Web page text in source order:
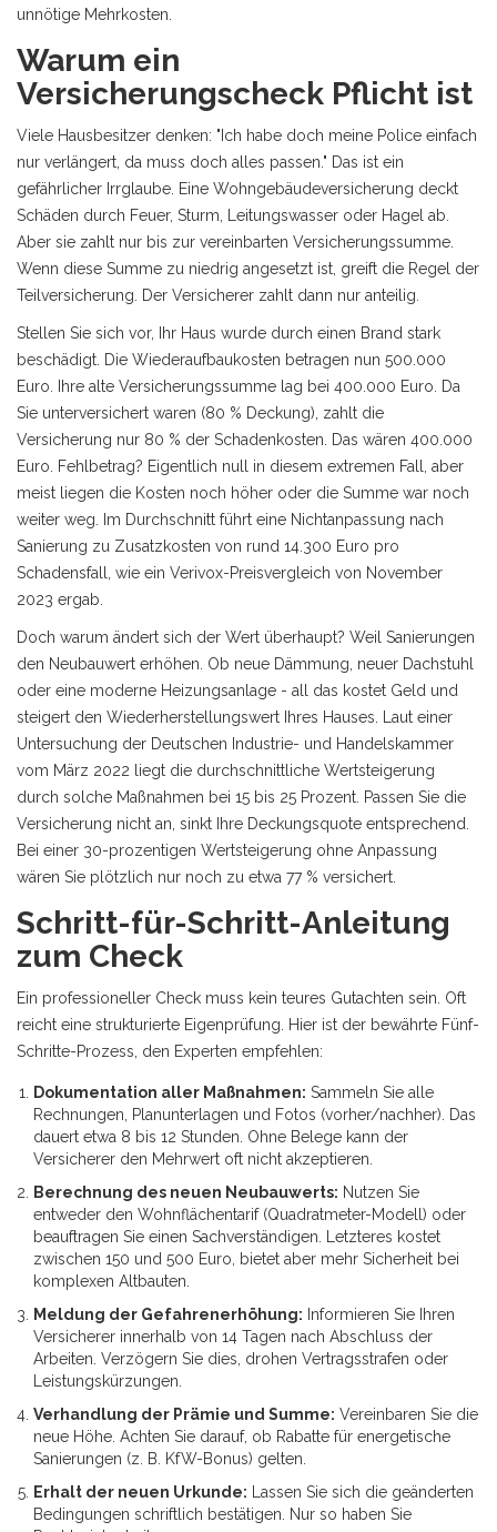
unnötige Mehrkosten.
Warum ein
Versicherungscheck Pflicht ist
Viele Hausbesitzer denken: "Ich habe doch meine Police einfach
nur verlängert, da muss doch alles passen." Das ist ein
gefährlicher Irrglaube. Eine Wohngebäudeversicherung deckt
Schäden durch Feuer, Sturm, Leitungswasser oder Hagel ab.
Aber sie zahlt nur bis zur vereinbarten Versicherungssumme.
Wenn diese Summe zu niedrig angesetzt ist, greift die Regel der
Teilversicherung. Der Versicherer zahlt dann nur anteilig.
Stellen Sie sich vor, Ihr Haus wurde durch einen Brand stark
beschädigt. Die Wiederaufbaukosten betragen nun 500.000
Euro. Ihre alte Versicherungssumme lag bei 400.000 Euro. Da
Sie unterversichert waren (80 % Deckung), zahlt die
Versicherung nur 80 % der Schadenkosten. Das wären 400.000
Euro. Fehlbetrag? Eigentlich null in diesem extremen Fall, aber
meist liegen die Kosten noch höher oder die Summe war noch
weiter weg. Im Durchschnitt führt eine Nichtanpassung nach
Sanierung zu Zusatzkosten von rund 14.300 Euro pro
Schadensfall, wie ein Verivox-Preisvergleich von November
2023 ergab.
Doch warum ändert sich der Wert überhaupt? Weil Sanierungen
den Neubauwert erhöhen. Ob neue Dämmung, neuer Dachstuhl
oder eine moderne Heizungsanlage - all das kostet Geld und
steigert den Wiederherstellungswert Ihres Hauses. Laut einer
Untersuchung der Deutschen Industrie- und Handelskammer
vom März 2022 liegt die durchschnittliche Wertsteigerung
durch solche Maßnahmen bei 15 bis 25 Prozent. Passen Sie die
Versicherung nicht an, sinkt Ihre Deckungsquote entsprechend.
Bei einer 30-prozentigen Wertsteigerung ohne Anpassung
wären Sie plötzlich nur noch zu etwa 77 % versichert.
Schritt-für-Schritt-Anleitung
zum Check
Ein professioneller Check muss kein teures Gutachten sein. Oft
reicht eine strukturierte Eigenprüfung. Hier ist der bewährte Fünf-
Schritte-Prozess, den Experten empfehlen:
Dokumentation aller Maßnahmen: Sammeln Sie alle
Rechnungen, Planunterlagen und Fotos (vorher/nachher). Das
dauert etwa 8 bis 12 Stunden. Ohne Belege kann der
Versicherer den Mehrwert oft nicht akzeptieren.
Berechnung des neuen Neubauwerts: Nutzen Sie
entweder den Wohnflächentarif (Quadratmeter-Modell) oder
beauftragen Sie einen Sachverständigen. Letzteres kostet
zwischen 150 und 500 Euro, bietet aber mehr Sicherheit bei
komplexen Altbauten.
Meldung der Gefahrenerhöhung: Informieren Sie Ihren
Versicherer innerhalb von 14 Tagen nach Abschluss der
Arbeiten. Verzögern Sie dies, drohen Vertragsstrafen oder
Leistungskürzungen.
Verhandlung der Prämie und Summe: Vereinbaren Sie die
neue Höhe. Achten Sie darauf, ob Rabatte für energetische
Sanierungen (z. B. KfW-Bonus) gelten.
Erhalt der neuen Urkunde: Lassen Sie sich die geänderten
Bedingungen schriftlich bestätigen. Nur so haben Sie